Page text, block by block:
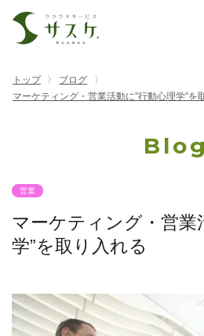
トップ
ブログ
マーケティング・営業活動に”行動心理学”を
Blog
営業
マーケティング・営業
学”を取り入れる